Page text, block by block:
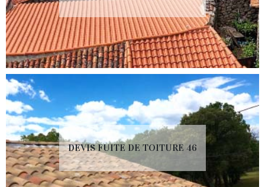
DEVIS FUITE DE TOITURE 46